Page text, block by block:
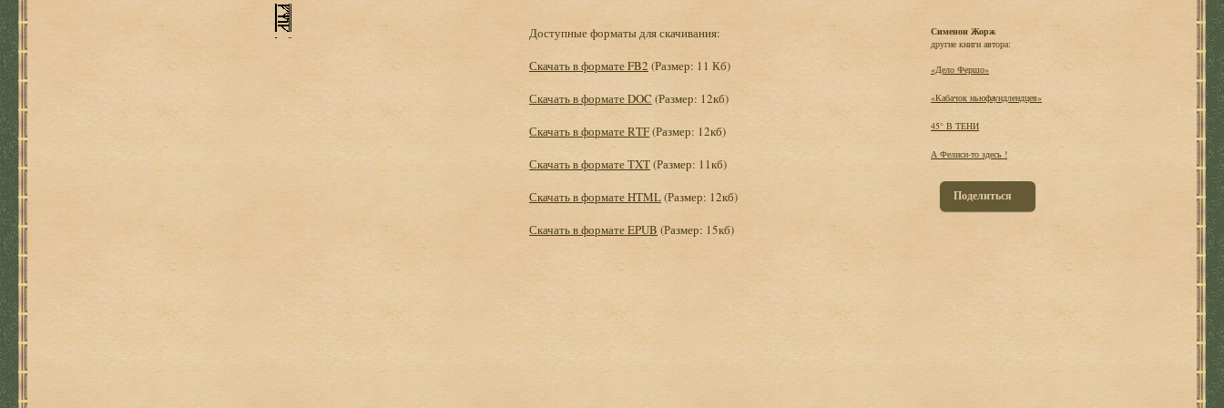
Доступные форматы для скачивания:
Скачать в формате FB2 (Размер: 11 Кб)
Скачать в формате DOC (Размер: 12кб)
Скачать в формате RTF(Размер: 12кб)
Скачать в формате TXT(Размер: 11кб)
Скачать в формате HTML(Размер: 12кб)
Скачать в формате EPUB (Размер: 15кб)
Сименон Жорж
другие книги автора:
«Дело Фершо»
«Кабачок ньюфаундлендцев»
45° В ТЕНИ
А Фелиси-то здесь !
Поделиться